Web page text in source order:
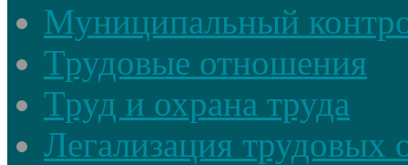
Муниципальный
Трудовые отношения
Труд и охрана труда
Легализация трудовых